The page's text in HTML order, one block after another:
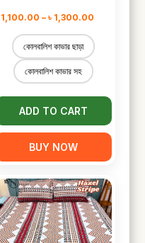
1,100.00 – ৳ 1,300.00
৳ 1,100.00
কোলবালিশ কাভার ছাড়া
কোলবালিশ কাভার সহ
ADD TO CART
BUY NOW